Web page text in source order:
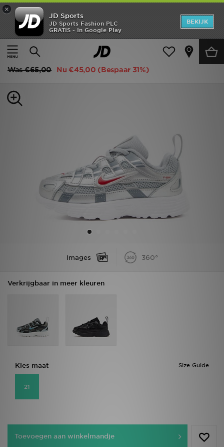
×
JD Sports
JD Sports Fashion PLC
GRATIS - In Google Play
BEKIJK
Thuis
Kids Babyschoenen (Maten 16-27) Alle Sneakers
Nike Schoenen voor baby's/peuters P-6000
Was€65,00 Nu €45,00 (Bespaar 31%)
Images 360°
Verkrijgbaar in meer kleuren
Size Guide
Kies maat
21
Toevoegen aan winkelmandje
New In
Heren
Collecties
Klantenservice